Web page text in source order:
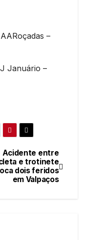
AARoçadas –
Januário –
Acidente entre
e trotinete
dois feridos
em Valpaços